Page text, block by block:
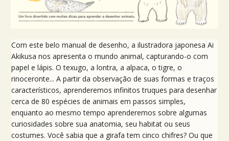
Com este belo manual de desenho, a ilustradora japonesa Ai
Akikusa nos apresenta o mundo animal, capturando-o com
papel e lápis. O texugo, a lontra, a alpaca, o tigre, o
rinoceronte... A partir da observação de suas formas e traços
característicos, aprenderemos infinitos truques para desenhar
cerca de 80 espécies de animais em passos simples,
enquanto ao mesmo tempo aprenderemos sobre algumas
curiosidades sobre sua anatomia, seu habitat ou seus
costumes. Você sabia que a girafa tem cinco chifres? Ou que